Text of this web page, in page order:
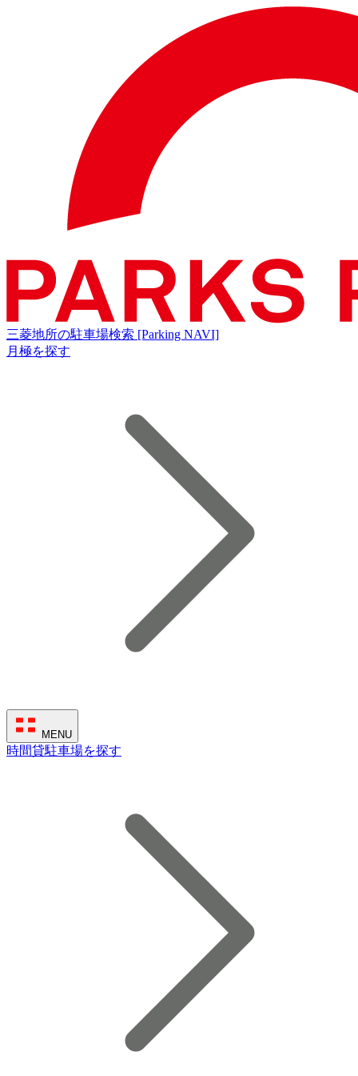
三菱地所の駐車場検索 [Parking NAVI]
月極を探す
MENU
時間貸駐車場を探す